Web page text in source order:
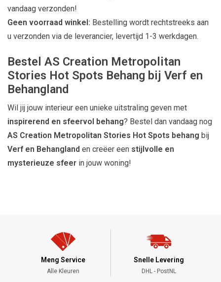
vandaag verzonden!
Geen voorraad winkel: Bestelling wordt rechtstreeks aan
u verzonden via de leverancier, levertijd 1-3 werkdagen.
Bestel AS Creation Metropolitan
Stories Hot Spots Behang bij Verf en
Behangland
Wil jij jouw interieur een unieke uitstraling geven met
inspirerend en sfeervol behang? Bestel dan vandaag nog
AS Creation Metropolitan Stories Hot Spots behang bij
Verf en Behangland en creëer een stijlvolle en
mysterieuze sfeer in jouw woning!
Meng Service
Alle Kleuren
Snelle Levering
DHL - PostNL